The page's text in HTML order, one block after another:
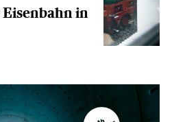
in